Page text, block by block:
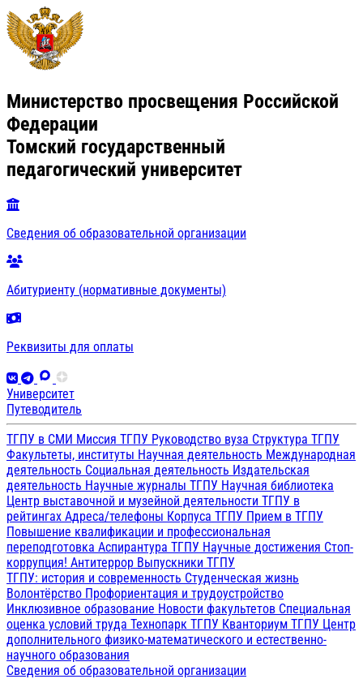
Министерство просвещения Российской
Федерации
Томский государственный
педагогический университет
Сведения об образовательной организации
Абитуриенту (нормативные документы)
Реквизиты для оплаты
Университет
Путеводитель
ТГПУ в СМИ Миссия ТГПУ Руководство вуза Структура ТГПУ
Факультеты, институты Научная деятельность Международная
деятельность Социальная деятельность Издательская
деятельность Научные журналы ТГПУ Научная библиотека
Центр выставочной и музейной деятельности ТГПУ в
рейтингах Адреса/телефоны Корпуса ТГПУ Прием в ТГПУ
Повышение квалификации и профессиональная
переподготовка Аспирантура ТГПУ Научные достижения Стоп-
коррупция! Антитеррор Выпускники ТГПУ
ТГПУ: история и современность Студенческая жизнь
Волонтёрство Профориентация и трудоустройство
Инклюзивное образование Новости факультетов Специальная
оценка условий труда Технопарк ТГПУ Кванториум ТГПУ Центр
дополнительного физико-математического и естественно-
научного образования
Сведения об образовательной организации